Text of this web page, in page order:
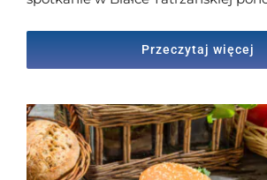
Przeczytaj więcej